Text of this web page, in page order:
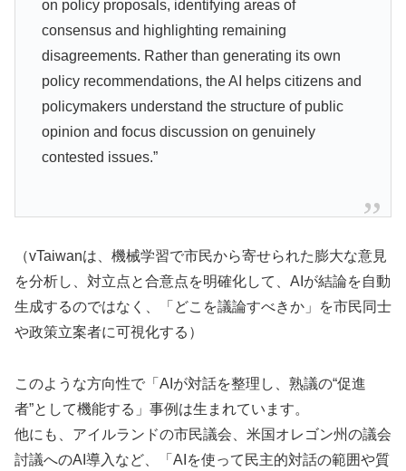
on policy proposals, identifying areas of
consensus and highlighting remaining
disagreements. Rather than generating its own
policy recommendations, the AI helps citizens and
policymakers understand the structure of public
opinion and focus discussion on genuinely
contested issues.”
（vTaiwanは、機械学習で市民から寄せられた膨大な意見
を分析し、対立点と合意点を明確化して、AIが結論を自動
生成するのではなく、「どこを議論すべきか」を市民同士
や政策立案者に可視化する）
このような方向性で「AIが対話を整理し、熟議の“促進
者”として機能する」事例は生まれています。
他にも、アイルランドの市民議会、米国オレゴン州の議会
討議へのAI導入など、「AIを使って民主的対話の範囲や質